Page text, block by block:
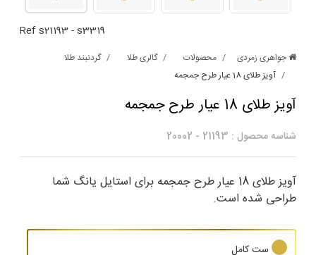
Refs21193 -s3319
جواهری زمردی محصولات گالری طلا
گردنبند طلا
آویز طلای 18 عیار طرح جمجمه
آویز طلای 18 عیار طرح جمجمه
شناسه محصول : 21193
-
20002
آویز طلای 18 عیار طرح جمجمه برای استایل یانگ شما
طراحی شده است.
ست کامل